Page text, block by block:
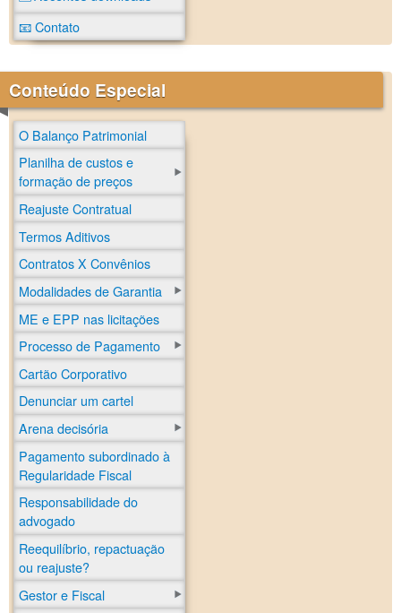
📧 Contato
Conteúdo Especial
O Balanço Patrimonial
Planilha de custos e
formação de preços
Reajuste Contratual
Termos Aditivos
Contratos X Convênios
Modalidades de Garantia
ME e EPP nas licitações
Processo de Pagamento
Cartão Corporativo
Denunciar um cartel
Arena decisória
Pagamento subordinado à
Regularidade Fiscal
Responsabilidade do
advogado
Reequilíbrio, repactuação
ou reajuste?
Gestor e Fiscal